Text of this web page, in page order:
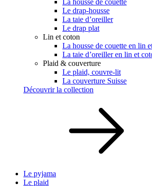
Le drap-housse
La taie d’oreiller
Le drap plat
Lin et coton
La housse de couette en lin
La taie d’oreiller en lin et
Plaid & couverture
Le plaid, couvre-lit
La couverture Suisse
Découvrir la collection
Le pyjama
Le plaid